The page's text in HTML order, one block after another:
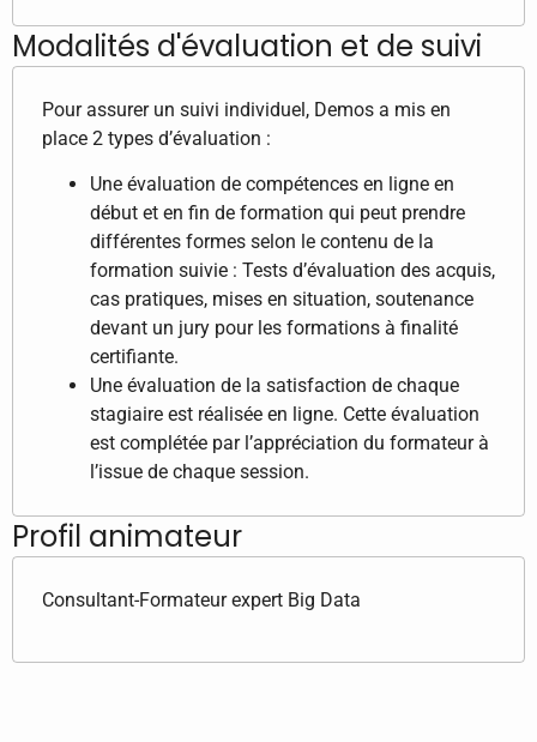
Modalités d'évaluation et de suivi
Pour assurer un suivi individuel, Demos a mis en
place 2 types d’évaluation :
Une évaluation de compétences en ligne en
début et en fin de formation qui peut prendre
différentes formes selon le contenu de la
formation suivie : Tests d’évaluation des acquis,
cas pratiques, mises en situation, soutenance
devant un jury pour les formations à finalité
certifiante.
Une évaluation de la satisfaction de chaque
stagiaire est réalisée en ligne. Cette évaluation
est complétée par l’appréciation du formateur à
l’issue de chaque session.
Profil animateur
Consultant-Formateur expert Big Data